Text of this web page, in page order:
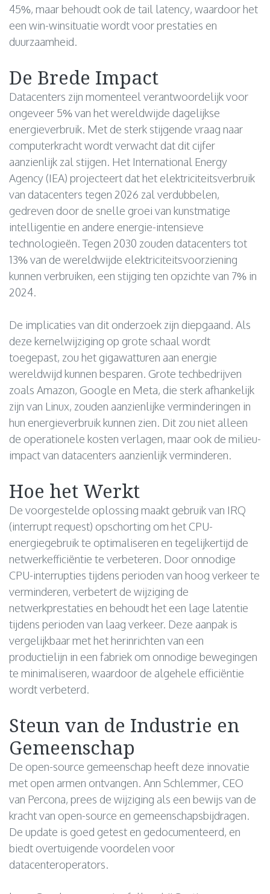
45%, maar behoudt ook de tail latency, waardoor het
een win-winsituatie wordt voor prestaties en
duurzaamheid.
De Brede Impact
Datacenters zijn momenteel verantwoordelijk voor
ongeveer 5% van het wereldwijde dagelijkse
energieverbruik. Met de sterk stijgende vraag naar
computerkracht wordt verwacht dat dit cijfer
aanzienlijk zal stijgen. Het International Energy
Agency (IEA) projecteert dat het elektriciteitsverbruik
van datacenters tegen 2026 zal verdubbelen,
gedreven door de snelle groei van kunstmatige
intelligentie en andere energie-intensieve
technologieën. Tegen 2030 zouden datacenters tot
13% van de wereldwijde elektriciteitsvoorziening
kunnen verbruiken, een stijging ten opzichte van 7% in
2024.
De implicaties van dit onderzoek zijn diepgaand. Als
deze kernelwijziging op grote schaal wordt
toegepast, zou het gigawatturen aan energie
wereldwijd kunnen besparen. Grote techbedrijven
zoals Amazon, Google en Meta, die sterk afhankelijk
zijn van Linux, zouden aanzienlijke verminderingen in
hun energieverbruik kunnen zien. Dit zou niet alleen
de operationele kosten verlagen, maar ook de milieu-
impact van datacenters aanzienlijk verminderen.
Hoe het Werkt
De voorgestelde oplossing maakt gebruik van IRQ
(interrupt request) opschorting om het CPU-
energiegebruik te optimaliseren en tegelijkertijd de
netwerkefficiëntie te verbeteren. Door onnodige
CPU-interrupties tijdens perioden van hoog verkeer te
verminderen, verbetert de wijziging de
netwerkprestaties en behoudt het een lage latentie
tijdens perioden van laag verkeer. Deze aanpak is
vergelijkbaar met het herinrichten van een
productielijn in een fabriek om onnodige bewegingen
te minimaliseren, waardoor de algehele efficiëntie
wordt verbeterd.
Steun van de Industrie en
Gemeenschap
De open-source gemeenschap heeft deze innovatie
met open armen ontvangen. Ann Schlemmer, CEO
van Percona, prees de wijziging als een bewijs van de
kracht van open-source en gemeenschapsbijdragen.
De update is goed getest en gedocumenteerd, en
biedt overtuigende voordelen voor
datacenteroperators.